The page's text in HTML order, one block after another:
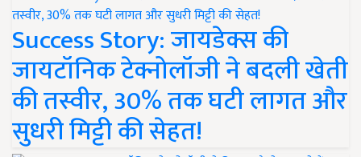
Success Story: जायडेक्स की
जायटॉनिक टेक्नोलॉजी ने बदली खेती
की तस्वीर, 30% तक घटी लागत और
सुधरी मिट्टी की सेहत!